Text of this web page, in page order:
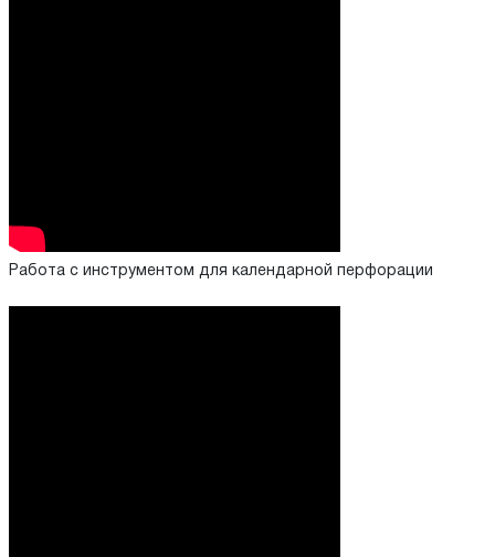
Работа с инструментом для календарной перфорации